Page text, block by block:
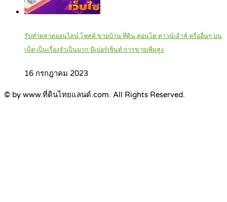
รับทำตลาดออนไลน์ โพสต์ ขายบ้าน ที่ดิน คอนโด ทาวน์เฮ้าส์ หรืออื่นๆ บน
เน็ต เป็นเรื่องจำเป็นมาก มีเปอร์เซ็นต์ การขายเพิ่มสูง
16 กรกฎาคม 2023
© by www.ที่ดินไทยแลนด์.com. All Rights Reserved.